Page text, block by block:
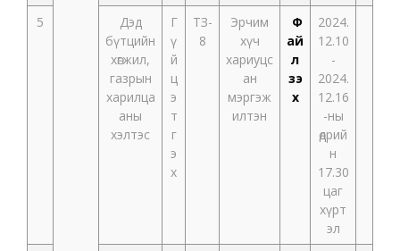
5
Дэд
бүтцийн
хөгжил,
газрын
харилца
аны
хэлтэс
Г
ү
й
ц
э
т
г
э
х
ТЗ-
8
Эрчим
хүч
хариуцс
ан
мэргэж
илтэн
Ф
ай
л
үзэ
х
2024.
12.10
-
2024.
12.16
-ны
өдрий
н
17.30
цаг
хүрт
эл